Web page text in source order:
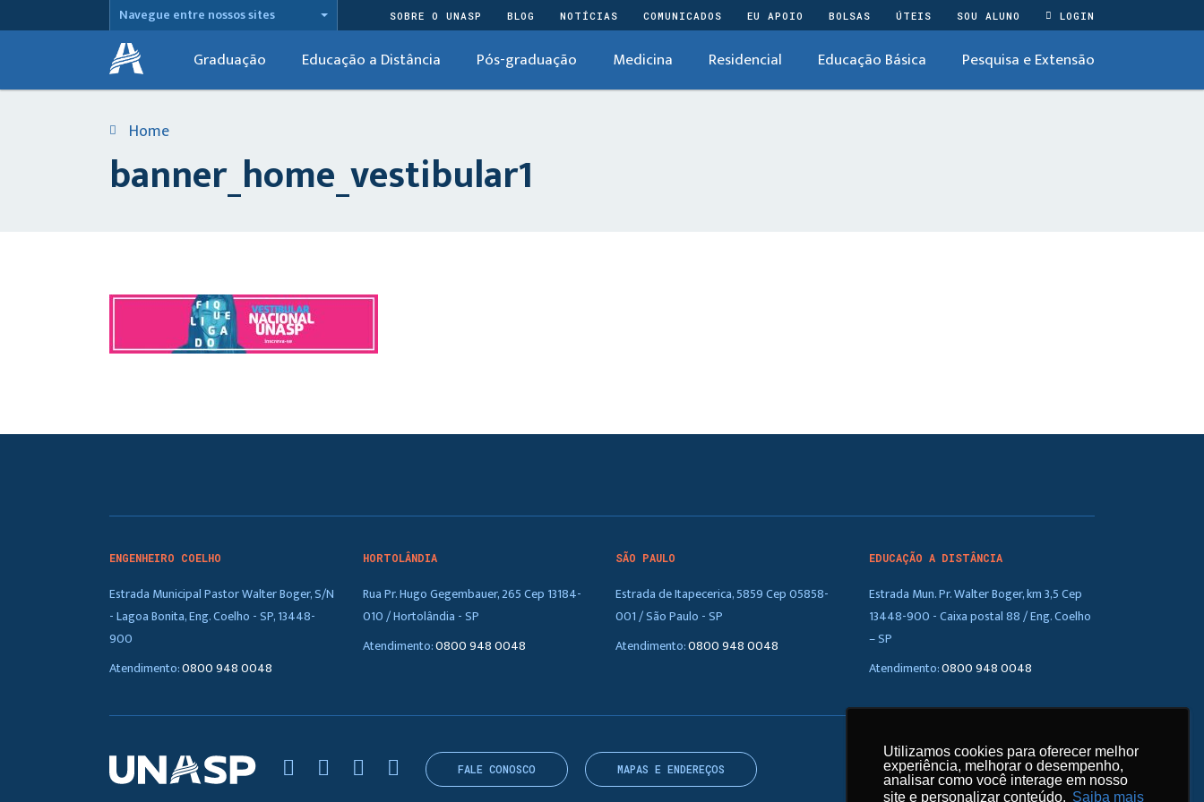
Utilizamos cookies para oferecer melhor
experiência, melhorar o desempenho,
analisar como você interage em nosso
site e personalizar conteúdo. Saiba mais
Utilizamos cookies para oferecer melhor
experiência, melhorar o desempenho,
analisar como você interage em nosso
site e personalizar conteúdo. Saiba mais
Navegue entre nossos sites SOBRE O UNASP BLOG NOTÍCIAS COMUNICADOS EU APOIO BOLSAS ÚTEIS SOU ALUNO LOGIN
Graduação Educação a Distância Pós-graduação Medicina Residencial Educação Básica Pesquisa e Extensão
Home
banner_home_vestibular1
ENGENHEIRO COELHO
Estrada Municipal Pastor Walter Boger, S/N
- Lagoa Bonita, Eng. Coelho - SP, 13448-
900
Atendimento:0800 948 0048
HORTOLÂNDIA
Rua Pr. Hugo Gegembauer, 265 Cep 13184-
010 / Hortolândia - SP
Atendimento:0800 948 0048
SÃO PAULO
Estrada de Itapecerica, 5859 Cep 05858-
001 / São Paulo - SP
Atendimento:0800 948 0048
EDUCAÇÃO A DISTÂNCIA
Estrada Mun. Pr. Walter Boger, km 3,5 Cep
13448-900 - Caixa postal 88 / Eng. Coelho
– SP
Atendimento:0800 948 0048
FALE CONOSCO MAPAS E ENDEREÇOS